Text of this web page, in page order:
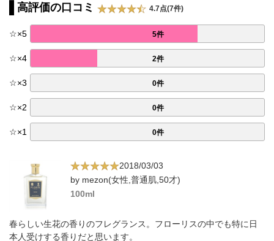
高評価の口コミ 4.7点(7件)
☆×5 5件
☆×4 2件
☆×3 0件
☆×2 0件
☆×1 0件
2018/03/03
by mezon(女性,普通肌,50才)
100ml
春らしい生花の香りのフレグランス。フローリスの中でも特に日
本人受けする香りだと思います。